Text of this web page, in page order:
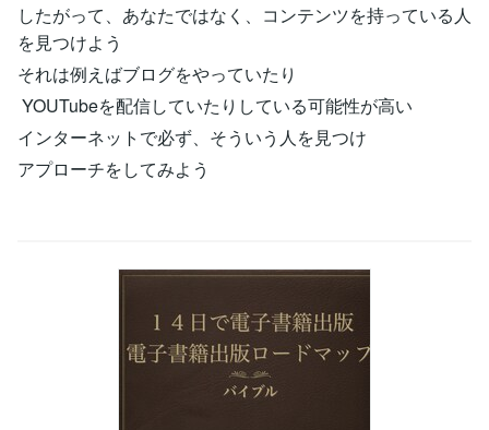
したがって、あなたではなく、コンテンツを持っている人
を見つけよう
それは例えばブログをやっていたり
YOUTubeを配信していたりしている可能性が高い
インターネットで必ず、そういう人を見つけ
アプローチをしてみよう